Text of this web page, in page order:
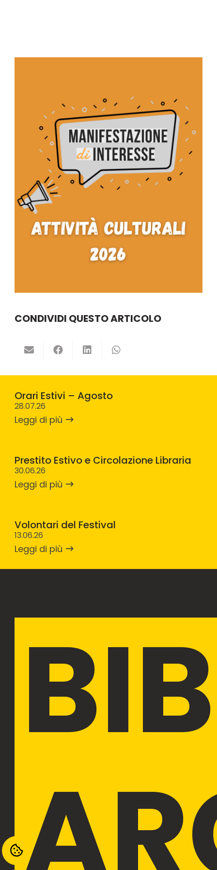
CONDIVIDI QUESTO ARTICOLO
Orari Estivi – Agosto
28.07.26
Leggi di più
Prestito Estivo e Circolazione Libraria
30.06.26
Leggi di più
Volontari del Festival
13.06.26
Leggi di più